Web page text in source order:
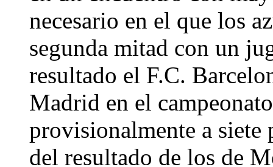
necesario en el que los
segunda mitad con un
resultado el F.C.
Madrid en el
provisionalmente a siete
del resultado de los de